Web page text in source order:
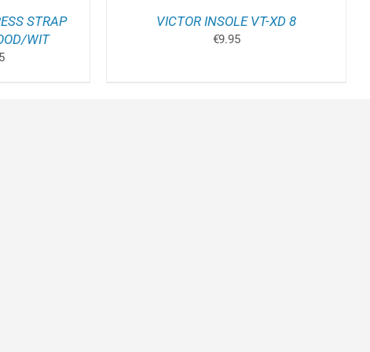
STRAP
WIT
Huidige
VICTOR INSOLE VT-XD 8
€9.95